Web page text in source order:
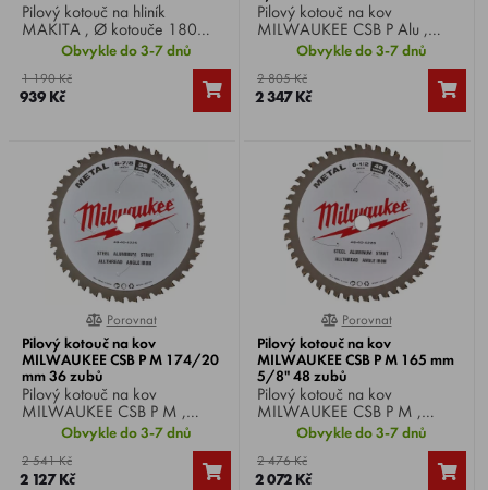
Pilový kotouč na hliník
MAKITA , Ø kotouče 180
mm, Ø vrtání 30 mm, 60 zubů,
pro okružní, pokosové a stolní
pily.
Obvykle do 3-7 dnů
1 190 Kč
939 Kč
Pilový kotouč na kov
MILWAUKEE CSB P Alu ,
průměr kotouče 203 mm,
průměr hřídele 5/8", 58 zubů.
Obvykle do 3-7 dnů
2 805 Kč
2 347 Kč
0%
Porovnat
Pilový kotouč na kov
MILWAUKEE CSB P M 174/20
mm 36 zubů
Pilový kotouč na kov
MILWAUKEE CSB P M ,
průměr kotouče 174 mm,
průměr hřídele 20 mm, 36
zubů.
Obvykle do 3-7 dnů
2 541 Kč
2 127 Kč
0%
Porovnat
Pilový kotouč na kov
MILWAUKEE CSB P M 165 mm
5/8" 48 zubů
Pilový kotouč na kov
MILWAUKEE CSB P M ,
průměr kotouče 165 mm,
průměr hřídele 5/8", 48 zubů.
Obvykle do 3-7 dnů
2 476 Kč
2 072 Kč